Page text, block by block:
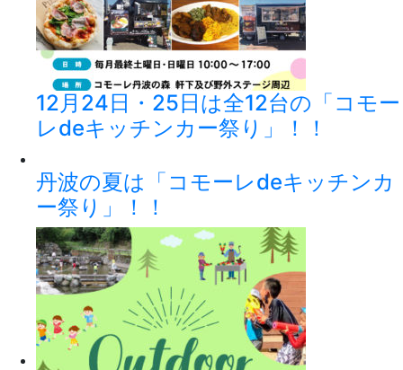
12月24日・25日は全12台の「コモー
レdeキッチンカー祭り」！！
丹波の夏は「コモーレdeキッチンカ
ー祭り」！！